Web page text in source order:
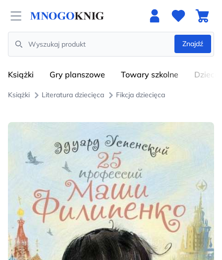
Open menu
Search
Znajdź
Książki Gry planszowe Towary szkolne
Książki Literatura dziecięca Fikcja dziecięca